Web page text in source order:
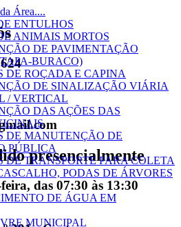
presencialmente
das 07:30 às 13:30
Área....
ENTULHOS
ANIMAIS MORTOS
DE PAVIMENTAÇÃO
BURACO)
DE ROÇADA E CAPINA
DE SINALIZAÇÃO VIÁRIA
/ VERTICAL
DAS AÇÕES DAS
DE MANUTENÇÃO DE
PÚBLICA
DE TRANSPORTE PARA COLETA
PODAS DE ÁRVORES
DE ÁGUA EM
MUNICIPAL